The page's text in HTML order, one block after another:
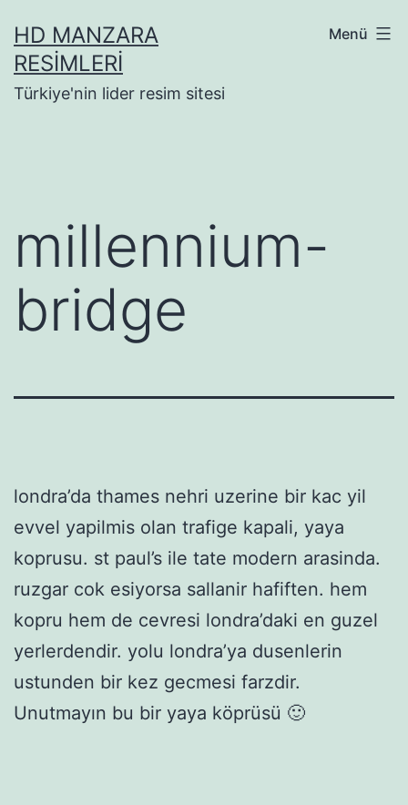
geçHD MANZARA
RESIMLERI
Türkiye'nin lider resim sitesi
Menü
millennium-
bridge
londra’da thames nehri uzerine bir kac yil
evvel yapilmis olan trafige kapali, yaya
koprusu. st paul’s ile tate modern arasinda.
ruzgar cok esiyorsa sallanir hafiften. hem
kopru hem de cevresi londra’daki en guzel
yerlerdendir. yolu londra’ya dusenlerin
ustunden bir kez gecmesi farzdir.
Unutmayın bu bir yaya köprüsü 🙂